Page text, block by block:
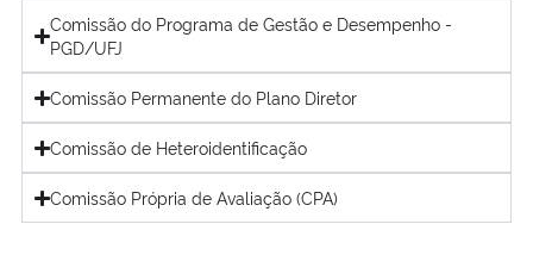
Comissão do Programa de Gestão e Desempenho -
PGD/UFJ
Comissão Permanente do Plano Diretor
Comissão de Heteroidentificação
Comissão Própria de Avaliação (CPA)